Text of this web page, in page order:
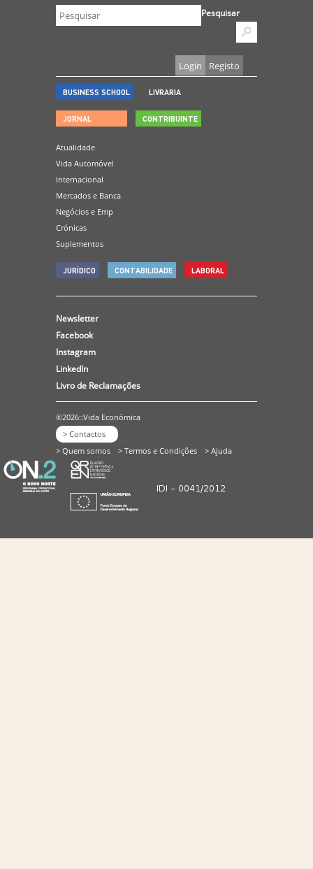
Pesquisar
Login Registo
BUSINESS SCHOOL LIVRARIA
JORNAL
Atualidade
Vida Automóvel
Internacional
Mercados e Banca
Negócios e Emp
Crónicas
Suplementos
CONTRIBUINTE
JURÍDICO CONTABILIDADE LABORAL
Newsletter
Facebook
Instagram
LinkedIn
Livro de Reclamações
©2026::Vida Económica
> Contactos
> Quem somos
> Termos e Condições > Ajuda